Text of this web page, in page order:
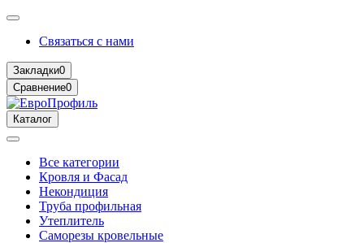
Связаться с нами
Закладки0
Сравнение0
Каталог
Все категории
Кровля и Фасад
Некондиция
Труба профильная
Утеплитель
Саморезы кровельные